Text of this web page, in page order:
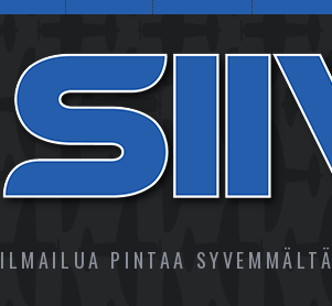
ILMAILUA PINTAA SYVEMMÄLTÄ